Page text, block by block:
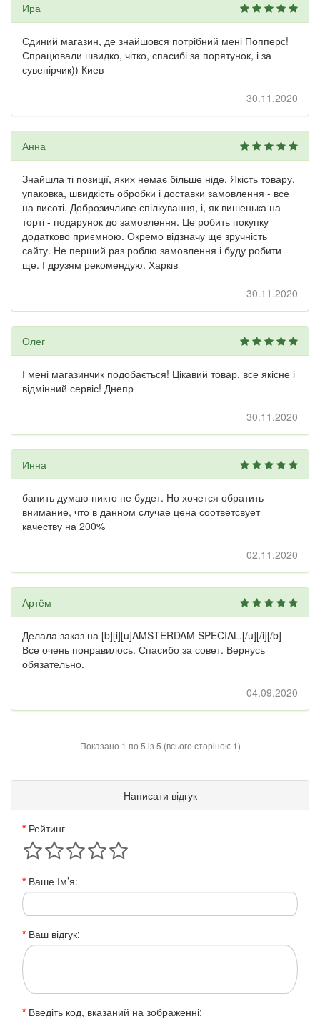
Ира
Єдиний магазин, де знайшовся потрібний мені Попперс!
Спрацювали швидко, чітко, спасибі за порятунок, і за
сувенірчик)) Киев
30.11.2020
Анна
Знайшла ті позиції, яких немає більше ніде. Якість товару,
упаковка, швидкість обробки і доставки замовлення - все
на висоті. Доброзичливе спілкування, і, як вишенька на
торті - подарунок до замовлення. Це робить покупку
додатково приємною. Окремо відзначу ще зручність
сайту. Не перший раз роблю замовлення і буду робити
ще. І друзям рекомендую. Харків
30.11.2020
Олег
І мені магазинчик подобається! Цікавий товар, все якісне і
відмінний сервіс! Днепр
30.11.2020
Инна
банить думаю никто не будет. Но хочется обратить
внимание, что в данном случае цена соответсвует
качеству на 200%
02.11.2020
Артём
Делала заказ на [b][i][u]AMSTERDAM SPECIAL.[/u][/i][/b]
Все очень понравилось. Спасибо за совет. Вернусь
обязательно.
04.09.2020
Показано 1 по 5 із 5 (всього сторінок: 1)
Написати відгук
Рейтинг
Ваше Ім’я:
Ваш відгук:
Введіть код, вказаний на зображенні: